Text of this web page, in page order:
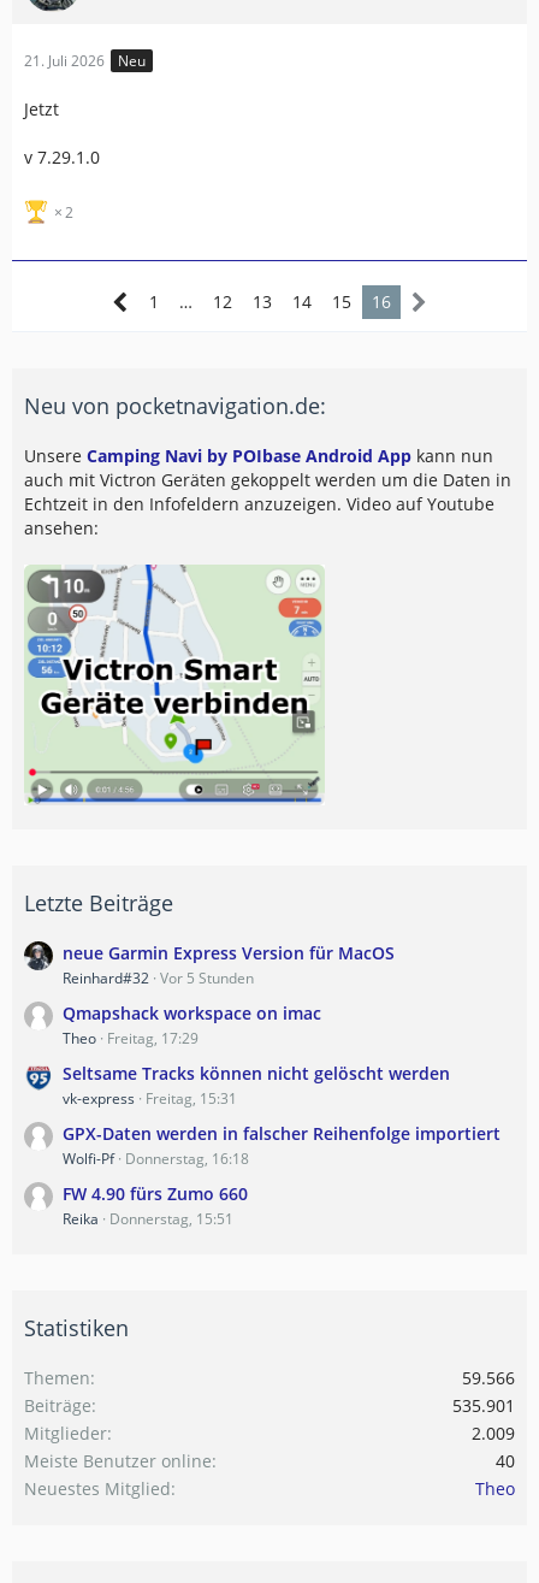
21. Juli 2026 Neu
Jetzt
v 7.29.1.0
2
1 … 12 13 14 15 16
Neu von pocketnavigation.de:
Unsere Camping Navi by POIbase Android App kann nun
auch mit Victron Geräten gekoppelt werden um die Daten in
Echtzeit in den Infofeldern anzuzeigen. Video auf Youtube
ansehen:
Letzte Beiträge
neue Garmin Express Version für MacOS
Reinhard#32 Vor 5 Stunden
Qmapshack workspace on imac
Theo Freitag, 17:29
Seltsame Tracks können nicht gelöscht werden
vk-express Freitag, 15:31
GPX-Daten werden in falscher Reihenfolge importiert
Wolfi-Pf Donnerstag, 16:18
FW 4.90 fürs Zumo 660
Reika Donnerstag, 15:51
Statistiken
Themen
59.566
Beiträge
535.901
Mitglieder
2.009
Meiste Benutzer online
40
Neuestes Mitglied
Theo